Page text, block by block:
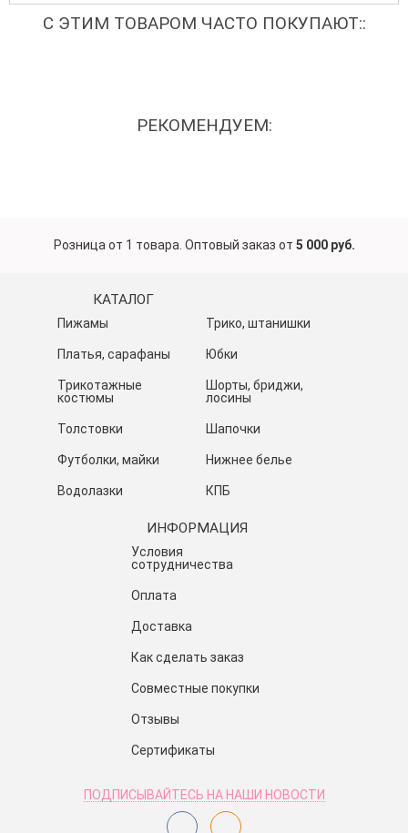
С ЭТИМ ТОВАРОМ ЧАСТО ПОКУПАЮТ::
РЕКОМЕНДУЕМ:
Розница от 1 товара. Оптовый заказ от 5 000 руб.
КАТАЛОГ
Пижамы
Платья, сарафаны
Трикотажные
костюмы
Толстовки
Футболки, майки
Водолазки
Трико, штанишки
Юбки
Шорты, бриджи,
лосины
Шапочки
Нижнее белье
КПБ
ИНФОРМАЦИЯ
Условия
сотрудничества
Оплата
Доставка
Как сделать заказ
Совместные покупки
Отзывы
Сертификаты
ПОДПИСЫВАЙТЕСЬ НА НАШИ НОВОСТИ